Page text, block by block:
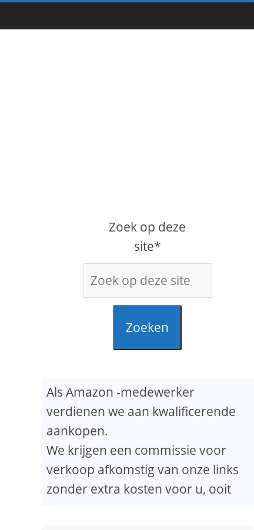
Zoek op deze
site*
Zoeken
Als Amazon -medewerker
verdienen we aan kwalificerende
aankopen.
We krijgen een commissie voor
verkoop afkomstig van onze links
zonder extra kosten voor u, ooit